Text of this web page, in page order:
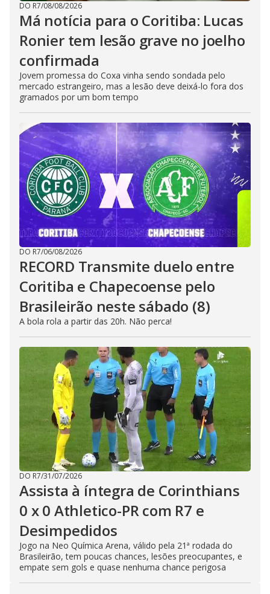
DO R7/08/08/2026
Má notícia para o Coritiba: Lucas
Ronier tem lesão grave no joelho
confirmada
Jovem promessa do Coxa vinha sendo sondada pelo
mercado estrangeiro, mas a lesão deve deixá-lo fora dos
gramados por um bom tempo
DO R7/06/08/2026
RECORD Transmite duelo entre
Coritiba e Chapecoense pelo
Brasileirão neste sábado (8)
A bola rola a partir das 20h. Não perca!
DO R7/31/07/2026
Assista à íntegra de Corinthians
0 x 0 Athletico-PR com R7 e
Desimpedidos
Jogo na Neo Química Arena, válido pela 21ª rodada do
Brasileirão, tem poucas chances, lesões preocupantes, e
empate sem gols e quase nenhuma chance perigosa